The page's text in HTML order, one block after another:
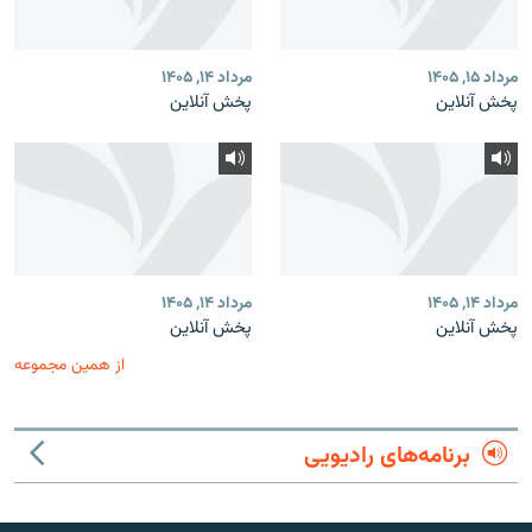
مرداد ۱۵, ۱۴۰۵
پخش آنلاین
مرداد ۱۴, ۱۴۰۵
پخش آنلاین
مرداد ۱۴, ۱۴۰۵
پخش آنلاین
مرداد ۱۴, ۱۴۰۵
پخش آنلاین
از همین مجموعه
برنامه‌های رادیویی